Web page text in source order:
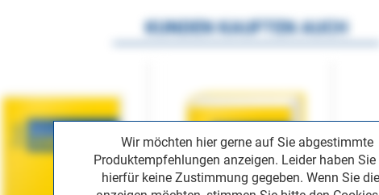
Wir möchten hier gerne auf Sie abgestimmte
Produktempfehlungen anzeigen. Leider haben Sie
hierfür keine Zustimmung gegeben. Wenn Sie
KUNDEN KAUFTEN AUCH